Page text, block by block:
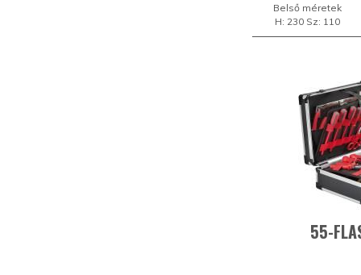
Belső méretek
H: 230 Sz: 110
55-